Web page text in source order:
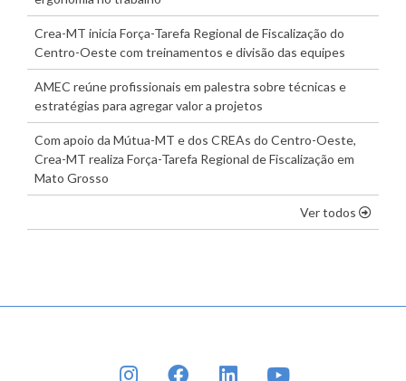
Crea-MT inicia Força-Tarefa Regional de Fiscalização do
Centro-Oeste com treinamentos e divisão das equipes
AMEC reúne profissionais em palestra sobre técnicas e
estratégias para agregar valor a projetos
Com apoio da Mútua-MT e dos CREAs do Centro-Oeste,
Crea-MT realiza Força-Tarefa Regional de Fiscalização em
Mato Grosso
Ver todos os
INSTAGRAMFACEBOOKLINKEDIN